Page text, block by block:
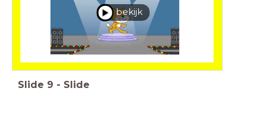
bekijk
Slide 9 - Slide